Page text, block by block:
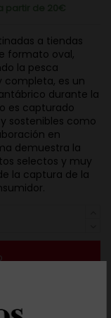
a tiendas
formato oval,
la pesca
completa, es un
durante la
es capturado
sostenibles como
en
demuestra la
selectos y muy
la captura de la